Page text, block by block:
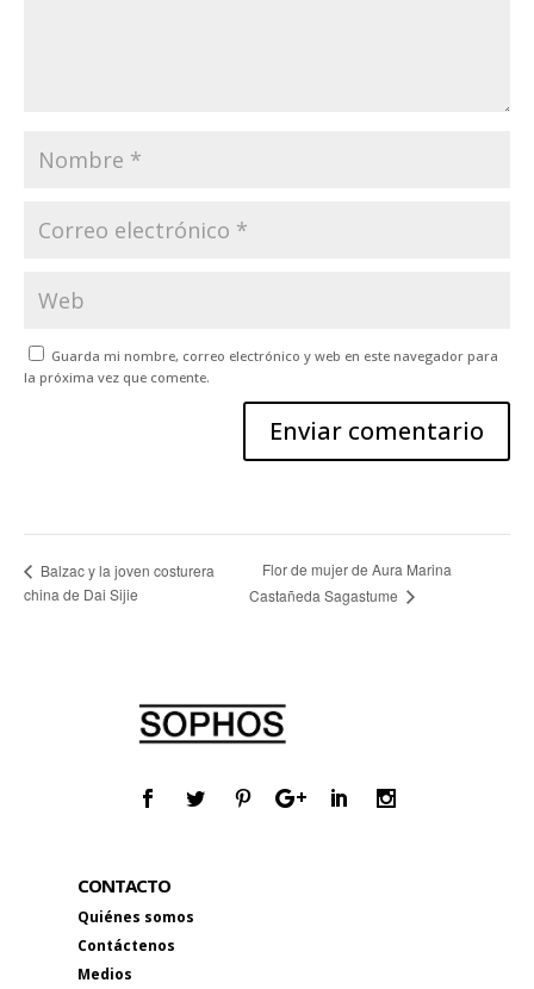
Guarda mi nombre, correo electrónico y web en este navegador para
la próxima vez que comente.
Balzac y la joven costurera
china de Dai Sijie
Flor de mujer de Aura Marina
Castañeda Sagastume
CONTACTO
Quiénes somos
Contáctenos
Medios